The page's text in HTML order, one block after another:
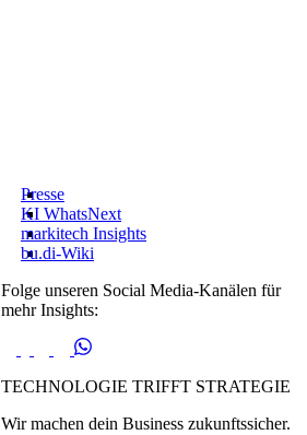
Presse
KI WhatsNext
markitech Insights
bu.di-Wiki
Folge unseren Social Media-Kanälen für
mehr Insights:
TECHNOLOGIE TRIFFT STRATEGIE
Wir machen dein Business zukunftssicher.